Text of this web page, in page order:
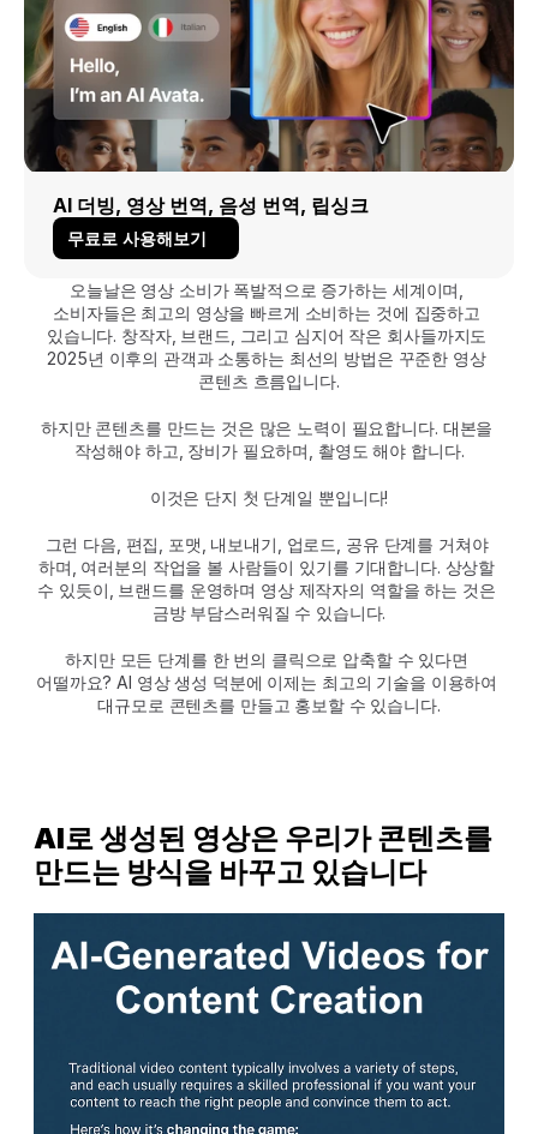
AI 더빙, 영상 번역, 음성 번역, 립싱크
무료로 사용해보기
오늘날은 영상 소비가 폭발적으로 증가하는 세계이며,
소비자들은 최고의 영상을 빠르게 소비하는 것에 집중하고
있습니다. 창작자, 브랜드, 그리고 심지어 작은 회사들까지도
2025년 이후의 관객과 소통하는 최선의 방법은 꾸준한 영상
콘텐츠 흐름입니다.
하지만 콘텐츠를 만드는 것은 많은 노력이 필요합니다. 대본을
작성해야 하고, 장비가 필요하며, 촬영도 해야 합니다.
이것은 단지 첫 단계일 뿐입니다!
그런 다음, 편집, 포맷, 내보내기, 업로드, 공유 단계를 거쳐야
하며, 여러분의 작업을 볼 사람들이 있기를 기대합니다. 상상할
수 있듯이, 브랜드를 운영하며 영상 제작자의 역할을 하는 것은
금방 부담스러워질 수 있습니다.
하지만 모든 단계를 한 번의 클릭으로 압축할 수 있다면
어떨까요? AI 영상 생성 덕분에 이제는 최고의 기술을 이용하여
대규모로 콘텐츠를 만들고 홍보할 수 있습니다.
AI로 생성된 영상은 우리가 콘텐츠를
만드는 방식을 바꾸고 있습니다